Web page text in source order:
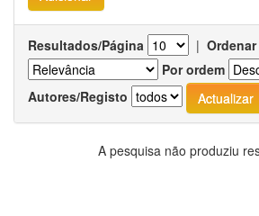
Resultados/Página |
Por ordem
Autores/Registo
A pesquisa não produziu